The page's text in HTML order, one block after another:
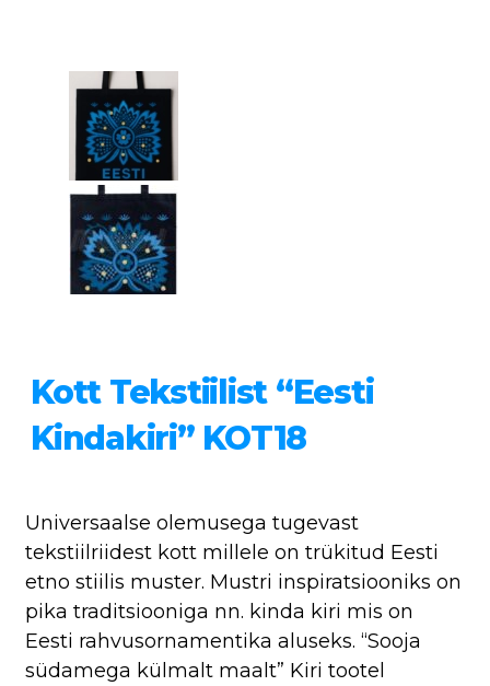
Kott Tekstiilist “Eesti
Kindakiri” KOT18
Universaalse olemusega tugevast
tekstiilriidest kott millele on trükitud Eesti
etno stiilis muster. Mustri inspiratsiooniks on
pika traditsiooniga nn. kinda kiri mis on
Eesti rahvusornamentika aluseks. “Sooja
südamega külmalt maalt” Kiri tootel